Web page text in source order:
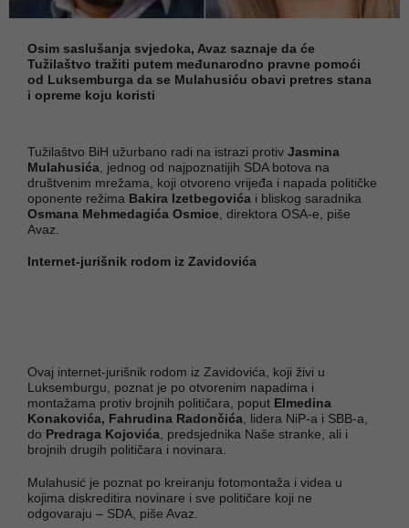
Osim saslušanja svjedoka, Avaz saznaje da će
Tužilaštvo tražiti putem međunarodno pravne pomoći
od Luksemburga da se Mulahusiću obavi pretres stana
i opreme koju koristi
Tužilaštvo BiH užurbano radi na istrazi protiv Jasmina
Mulahusića , jednog od najpoznatijih SDA botova na
društvenim mrežama, koji otvoreno vrijeđa i napada političke
oponente režima Bakira Izetbegovića i bliskog saradnika
Osmana Mehmedagića Osmice , direktora OSA-e, piše
Avaz.
Internet-jurišnik rodom iz Zavidovića
Ovaj internet-jurišnik rodom iz Zavidovića, koji živi u
Luksemburgu, poznat je po otvorenim napadima i
montažama protiv brojnih političara, poput Elmedina
Konakovića, Fahrudina Radončića , lidera NiP-a i SBB-a,
do Predraga Kojovića , predsjednika Naše stranke, ali i
brojnih drugih političara i novinara.
Mulahusić je poznat po kreiranju fotomontaža i videa u
kojima diskreditira novinare i sve političare koji ne
odgovaraju – SDA, piše Avaz.